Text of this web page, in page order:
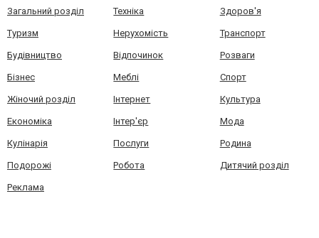
Загальний розділ Техніка Здоров'я
Туризм Нерухомість Транспорт
Будівництво Відпочинок Розваги
Бізнес Меблі Спорт
Жіночий розділ Інтернет Культура
Економіка Інтер'єр Мода
Кулінарія Послуги Родина
Подорожі Робота Дитячий розділ
Реклама